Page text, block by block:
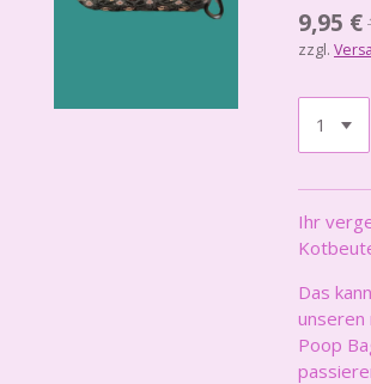
9,95 €
zzgl.
Ihr
Das
unseren
Poop